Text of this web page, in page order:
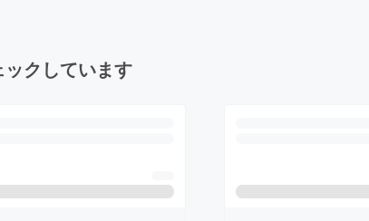
クしています